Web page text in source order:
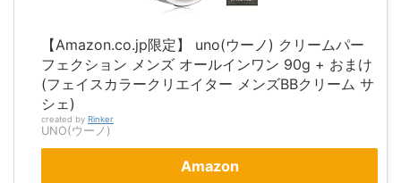
【Amazon.co.jp限定】 uno(ウーノ) クリームパー
フェクション メンズ オールインワン 90g + おまけ
(フェイスカラークリエイター メンズBBクリーム サ
シェ)
created by Rinker
UNO(ウーノ)
Amazon